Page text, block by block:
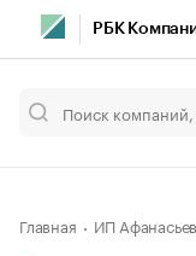
РБК
Главная ИП